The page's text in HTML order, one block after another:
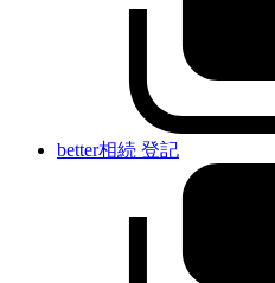
better相続 登記